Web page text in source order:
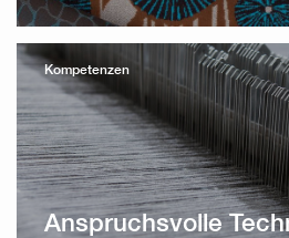
Kompetenzen
Anspruchsvolle